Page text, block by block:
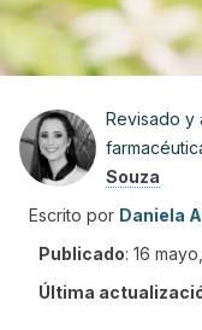
Revisado y
Souza
Escrito por Daniela
Publicado: 16
Última